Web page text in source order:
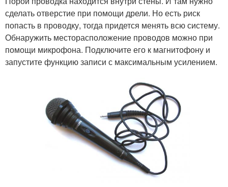
сделать отверстие при помощи дрели. Но есть риск
попасть в проводку, тогда придется менять всю систему.
Обнаружить месторасположение проводов можно при
помощи микрофона. Подключите его к магнитофону и
запустите функцию записи с максимальным усилением.